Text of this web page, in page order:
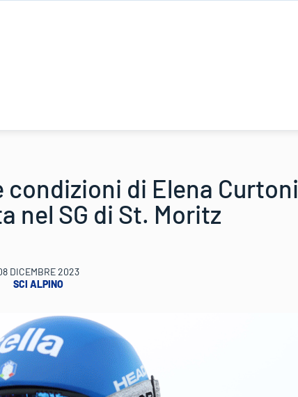
di Elena Curtoni
nel SG di St. Moritz
DICEMBRE 2023
SCI ALPINO